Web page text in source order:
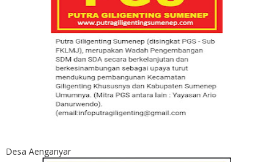
Desa Aenganyar